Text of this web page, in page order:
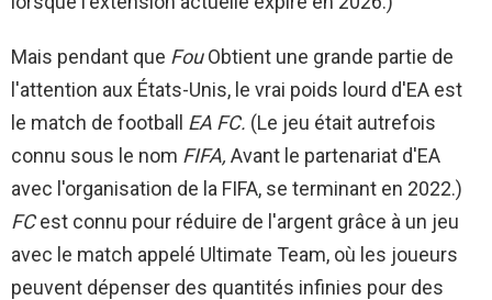
Mais pendant que FouObtient une grande partie de
l'attention aux États-Unis, le vrai poids lourd d'EA est
le match de football EA FC. (Le jeu était autrefois
connu sous le nom FIFA, Avant le partenariat d'EA
avec l'organisation de la FIFA, se terminant en 2022.)
FCest connu pour réduire de l'argent grâce à un jeu
avec le match appelé Ultimate Team, où les joueurs
peuvent dépenser des quantités infinies pour des